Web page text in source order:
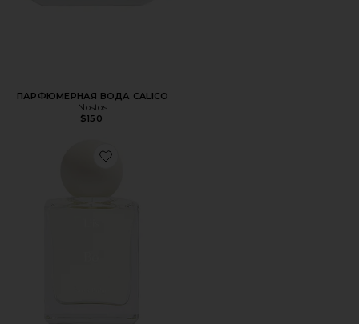
ПАРФЮМЕРНАЯ ВОДА CALICO
Nostos
$150
Favorite ПАРФЮМЕРНАЯ ВОДА BO